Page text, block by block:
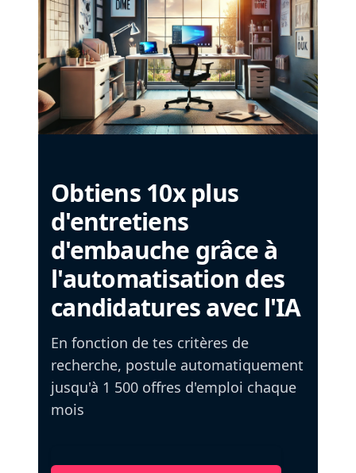
Obtiens 10x plus
d'entretiens
d'embauche grâce à
l'automatisation des
candidatures avec l'IA
En fonction de tes critères de
recherche, postule automatiquement
jusqu'à 1 500 offres d'emploi chaque
mois